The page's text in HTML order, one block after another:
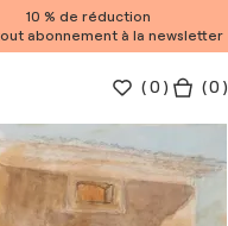
10 % de réduction
abonnement à la newsletter
(0 ) ( 0 )